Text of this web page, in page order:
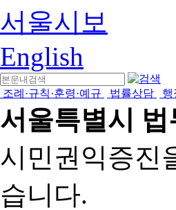
서울시보
English
조례·규칙·훈령·예규 법률상담 행
서울특별시
시민권익증진
습니다.